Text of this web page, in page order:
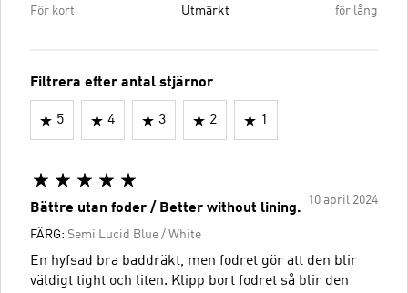
För kort Utmärkt för lång
Filtrera efter antal stjärnor
5 4 3 2 1
10 april 2024
Bättre utan foder / Better without lining.
FÄRG: Semi Lucid Blue / White
En hyfsad bra baddräkt, men fodret gör att den blir
väldigt tight och liten. Klipp bort fodret så blir den